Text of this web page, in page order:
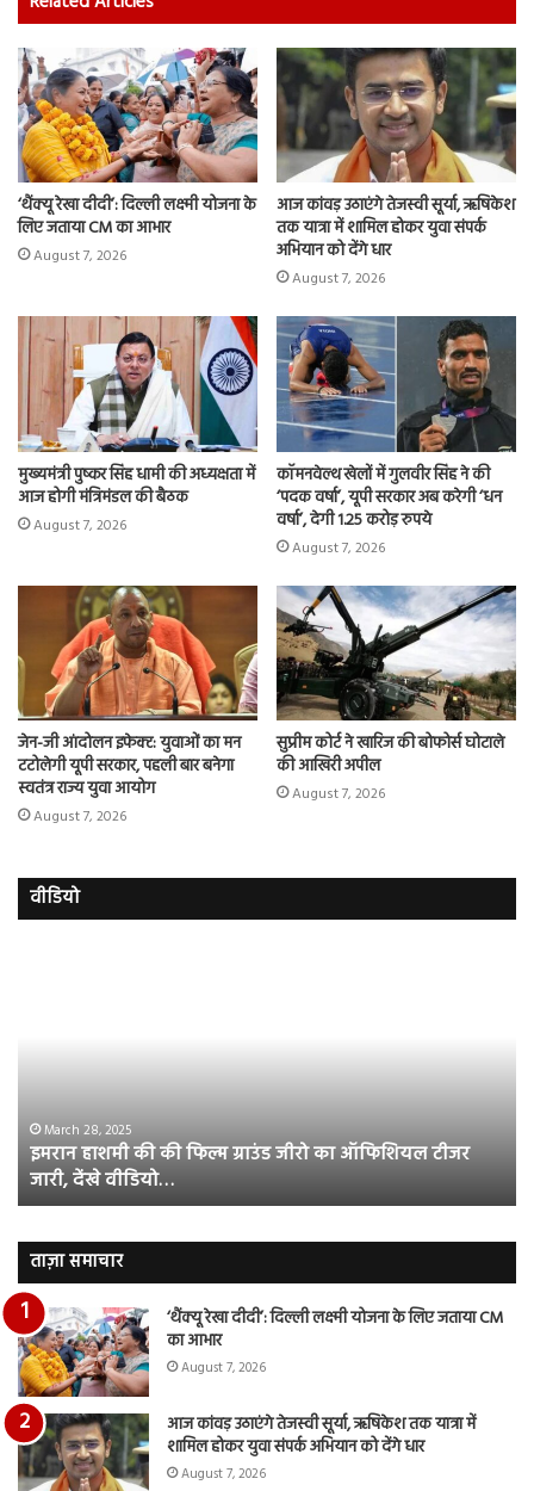
‘थैंक्यू रेखा दीदी’: दिल्ली लक्ष्मी योजना के
लिए जताया CM का आभार
August 7, 2026
आज कांवड़ उठाएंगे तेजस्वी सूर्या, ऋषिकेश
तक यात्रा में शामिल होकर युवा संपर्क
अभियान को देंगे धार
August 7, 2026
मुख्यमंत्री पुष्कर सिंह धामी की अध्यक्षता में
आज होगी मंत्रिमंडल की बैठक
August 7, 2026
कॉमनवेल्थ खेलों में गुलवीर सिंह ने की
‘पदक वर्षा’, यूपी सरकार अब करेगी ‘धन
वर्षा’, देगी 1.25 करोड़ रुपये
August 7, 2026
जेन-जी आंदोलन इफेक्ट: युवाओं का मन
टटोलेगी यूपी सरकार, पहली बार बनेगा
स्वतंत्र राज्य युवा आयोग
August 7, 2026
सुप्रीम कोर्ट ने खारिज की बोफोर्स घोटाले
की आखिरी अपील
August 7, 2026
वीडियो
का
ऑफिशियल
टीजर
जारी,
वीडियो…
March 28, 2025
इमरान हाशमी की की फिल्म ग्राउंड जीरो का ऑफिशियल टीजर
जारी, देंखे वीडियो…
ताज़ा समाचार
‘थैंक्यू रेखा दीदी’: दिल्ली लक्ष्मी योजना के लिए जताया CM
का आभार
August 7, 2026
आज कांवड़ उठाएंगे तेजस्वी सूर्या, ऋषिकेश तक यात्रा में
शामिल होकर युवा संपर्क अभियान को देंगे धार
August 7, 2026